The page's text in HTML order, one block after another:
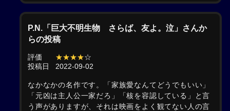
P.N.「巨大不明生物 さらば、友よ。泣」さんか
らの投稿
評価 ★★★★☆
投稿日
2022-09-02
なかなかの名作です。「家族愛なんてどうでもいい」
「元凶は主人公一家だろ」「核を容認している」と言
う声がありますが、それは映画をよく観てない人の言